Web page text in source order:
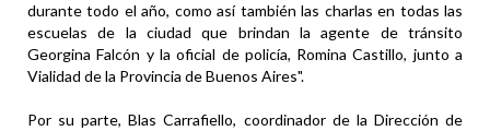
durante todo el año, como así también las charlas en todas las
escuelas de la ciudad que brindan la agente de tránsito
Georgina Falcón y la oficial de policía, Romina Castillo, junto a
Vialidad de la Provincia de Buenos Aires".
Por su parte, Blas Carrafiello, coordinador de la Dirección de